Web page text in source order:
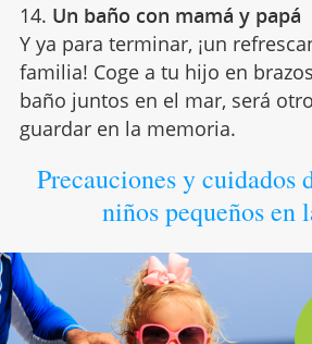
14. Un baño con mamá y papá
Y ya para terminar, ¡un
familia! Coge a tu hijo en
baño juntos en el mar, será
guardar en la memoria.
Precauciones y cuidados
niños pequeños en